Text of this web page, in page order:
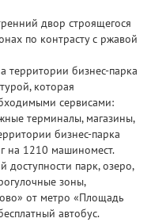
двор строящегося
по контрасту с ржавой
территории бизнес-парка
которая
сервисами:
терминалы, магазины,
бизнес-парка
на 1210 машиномест.
парк, озеро,
зоны,
от метро «Площадь
автобус.